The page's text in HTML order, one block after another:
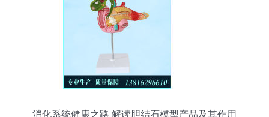
消化系统健康之路 解读胆结石模型产品及其作用